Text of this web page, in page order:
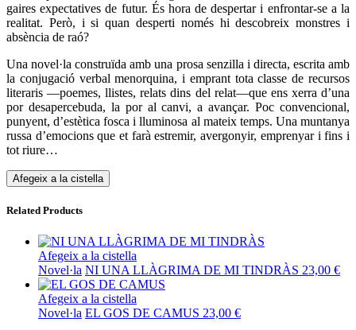
gaires expectatives de futur. És hora de despertar i enfrontar-se a la
realitat. Però, i si quan desperti només hi descobreix monstres i
absència de raó?
Una novel·la construïda amb una prosa senzilla i directa, escrita amb
la conjugació verbal menorquina, i emprant tota classe de recursos
literaris —poemes, llistes, relats dins del relat—que ens xerra d’una
por desapercebuda, la por al canvi, a avançar. Poc convencional,
punyent, d’estètica fosca i lluminosa al mateix temps. Una muntanya
russa d’emocions que et farà estremir, avergonyir, emprenyar i fins i
tot riure…
Afegeix a la cistella
Related Products
Afegeix a la cistella
Novel·la NI UNA LLÀGRIMA DE MI TINDRÀS 23,00 €
Afegeix a la cistella
Novel·la EL GOS DE CAMUS 23,00 €